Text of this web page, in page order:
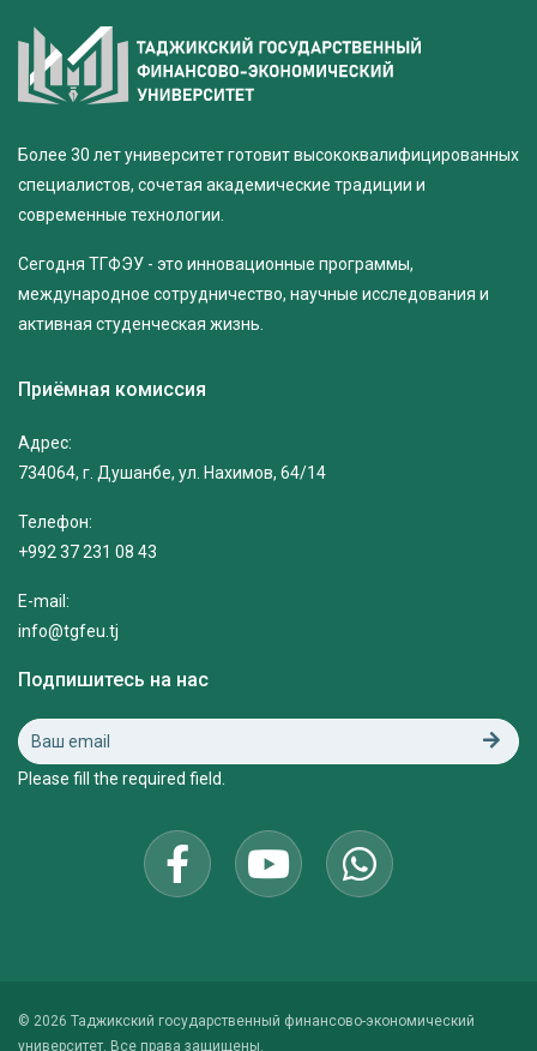
Более 30 лет университет готовит высококвалифицированных
специалистов, сочетая академические традиции и
современные технологии.
Сегодня ТГФЭУ - это инновационные программы,
международное сотрудничество, научные исследования и
активная студенческая жизнь.
Приёмная комиссия
Адрес:
734064, г. Душанбе, ул. Нахимов, 64/14
Телефон:
+992 37 231 08 43
E-mail:
info@tgfeu.tj
Подпишитесь на нас
Please fill the required field.
© 2026 Таджикский государственный финансово-экономический
университет. Все права защищены.